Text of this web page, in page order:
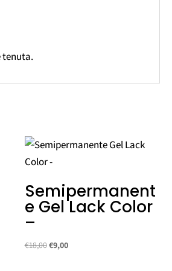
tenuta.
Semipermanent
e Gel Lack Color
–
€18,00Il
€9,00Il